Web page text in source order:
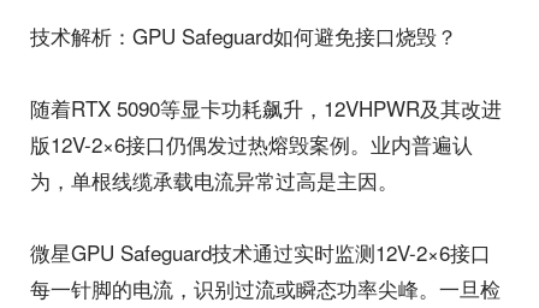
技术解析：GPU Safeguard如何避免接口烧毁？
随着RTX 5090等显卡功耗飙升，12VHPWR及其改进
版12V-2×6接口仍偶发过热熔毁案例。业内普遍认
为，单根线缆承载电流异常过高是主因。
微星GPU Safeguard技术通过实时监测12V-2×6接口
每一针脚的电流，识别过流或瞬态功率尖峰。一旦检